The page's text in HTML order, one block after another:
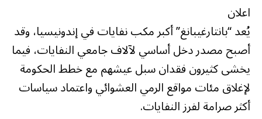
اعلان
يُعد “بانتارغيبانغ” أكبر مكب نفايات في إندونيسيا، وقد
أصبح مصدر دخل أساسي لآلاف جامعي النفايات، فيما
يخشى كثيرون فقدان سبل عيشهم مع خطط الحكومة
لإغلاق مئات مواقع الرمي العشوائي واعتماد سياسات
أكثر صرامة لفرز النفايات.